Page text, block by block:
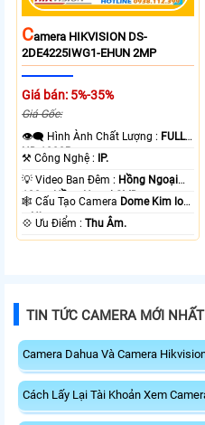
CAmera HIKVISION DS-
2DE4225IWG1-EHUN 2MP
Giá bán: 5%-35%
Giá Gốc:
👁️‍🗨 Hình Ành Chất Lượng : FULL
HD 1080P .
⚒ Công Nghệ : IP.
💡 Video Ban Đêm : Hồng Ngoại
100m Hồng Ngoại SMD.
🕸️ Cấu Tạo Camera Dome Kim loại
+ Nhựa.
️💠 Ưu Điểm :Thu Âm.
TIN TỨC CAMERA MỚI NHẤT
Camera Dahua Và Camera
Cách Lấy Lại Tài Khoản Xem